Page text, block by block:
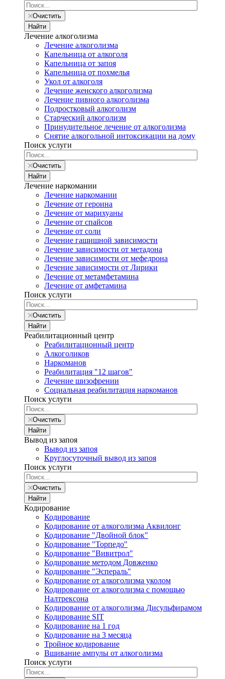
Очистить
Найти
Лечение алкоголизма
Лечение алкоголизма
Капельница от алкоголя
Капельница от запоя
Капельница от похмелья
Укол от алкоголя
Лечение женского алкоголизма
Лечение пивного алкоголизма
Подростковый алкоголизм
Старческий алкоголизм
Принудительное лечение от алкоголизма
Снятие алкогольной интоксикации на дому
Поиск услуги
Очистить
Найти
Лечение наркомании
Лечение наркомании
Лечение от героина
Лечение от марихуаны
Лечение от спайсов
Лечение от соли
Лечение гашишной зависимости
Лечение зависимости от метадона
Лечение зависимости от мефедрона
Лечение зависимости от Лирики
Лечение от метамфетамина
Лечение от амфетамина
Поиск услуги
Очистить
Найти
Реабилитационный центр
Реабилитационный центр
Алкоголиков
Наркоманов
Реабилитация "12 шагов"
Лечение шизофрении
Социальная реабилитация наркоманов
Поиск услуги
Очистить
Найти
Вывод из запоя
Вывод из запоя
Круглосуточный вывод из запоя
Поиск услуги
Очистить
Найти
Кодирование
Кодирование
Кодирование от алкоголизма Аквилонг
Кодирование "Двойной блок"
Кодирование "Торпедо"
Кодирование "Вивитрол"
Кодирование методом Довженко
Кодирование "Эспераль"
Кодирование от алкоголизма уколом
Кодирование от алкоголизма с помощью
Налтрексона
Кодирование от алкоголизма Дисульфирамом
Кодирование SIT
Кодирование на 1 год
Кодирование на 3 месяца
Тройное кодирование
Вшивание ампулы от алкоголизма
Поиск услуги